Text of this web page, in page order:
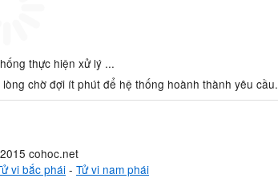
thực hiện xử lý ...
chờ đợi ít phút để hệ thống hoành thành yêu cầu.
cohoc.net
vi bắc phái - Tử vi nam phái